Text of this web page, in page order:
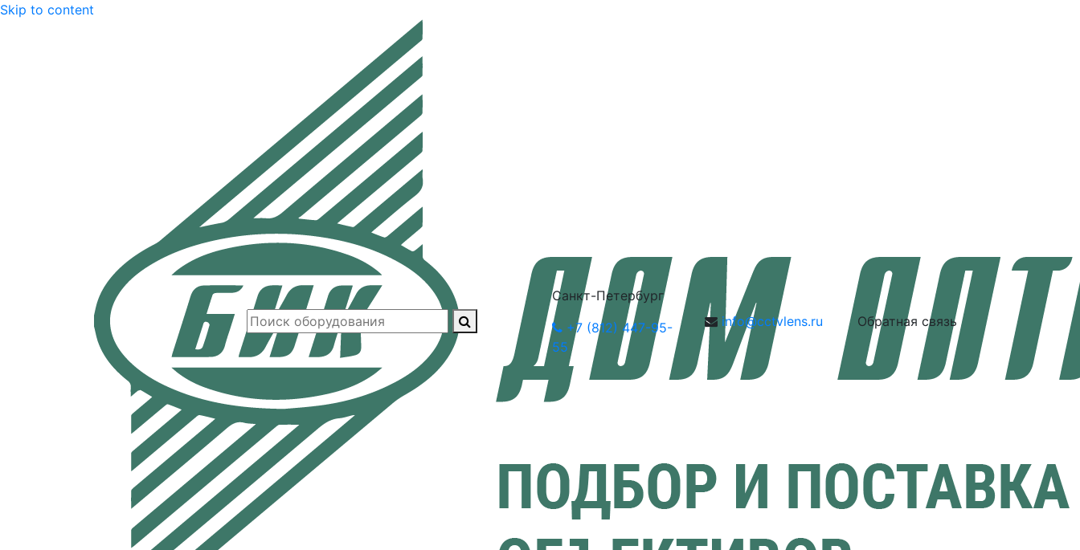
Skip to content
Санкт-Петербург
+7 (812) 447-95-
55
info@cctvlens.ru Обратная связь